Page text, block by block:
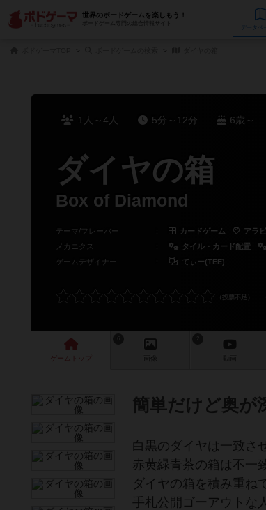
世界のボードゲームを楽しもう！
ボードゲーム専門の総合情報サイト
1人～4人 5分～12分 6歳～
ダイヤの箱
Box of Diamond
テーマ/フレーバー ： カードゲーム アラ
メカニクス
： タイル・カード配置
ゲームデザイナー
： てぃー(TEE)
ゲーム 画像
簡単だけど奥が
白黒のダイヤは一致さ
赤黄緑青茶の箱は不一
ダイヤの箱を積み重ね
手札公開ゴーアウトな